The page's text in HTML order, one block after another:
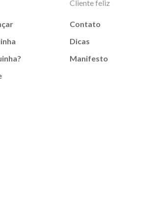
Cliente feliz
Contato
Dicas
Manifesto